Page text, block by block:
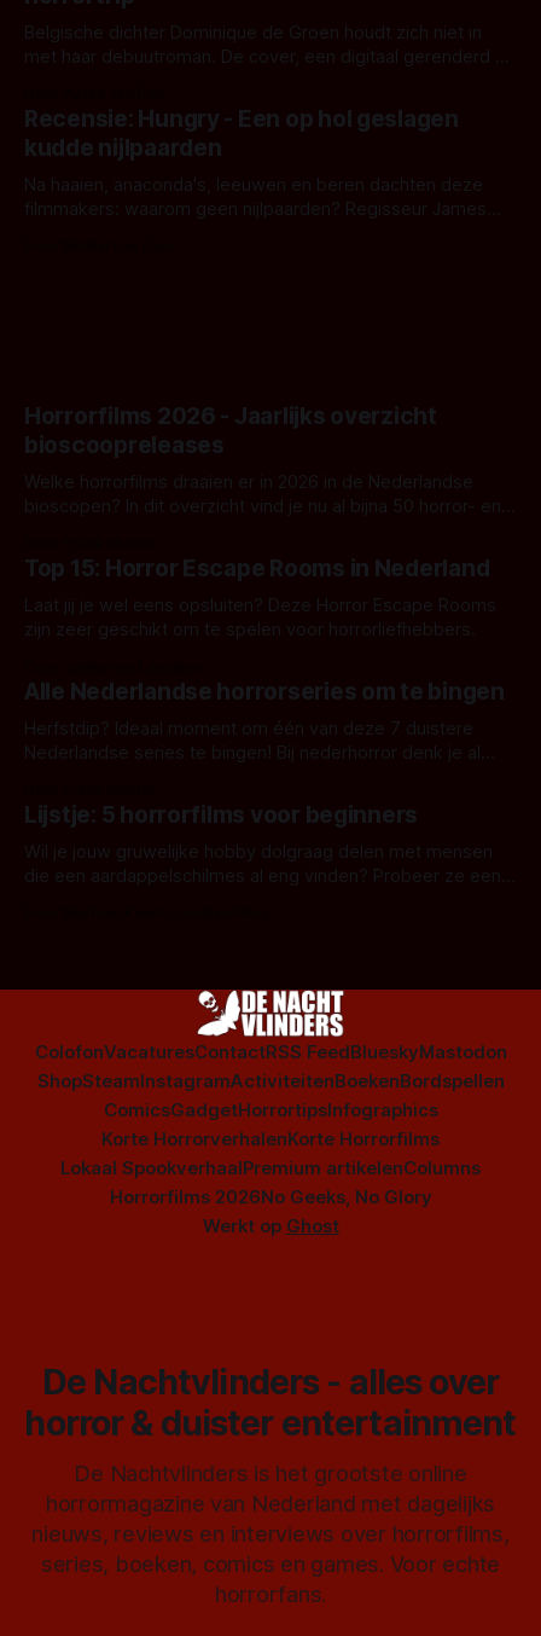
Belgische dichter Dominique de Groen houdt zich niet in
met haar debuutroman. De cover, een digitaal gerenderd en
achtergrond, belooft iets kleurrijks maar onheilspellends,
iets ongrijpbaars. En dat maakt De Groen met ieder woord
waar.
Recensie: Hungry - Een op hol geslagen
kudde nijlpaarden
Na haaien, anaconda's, leeuwen en beren dachten deze
filmmakers: waarom geen nijlpaarden? Regisseur James
Horrorfilms 2026 - Jaarlijks overzicht
bioscoopreleases
Welke horrorfilms draaien er in 2026 in de Nederlandse
bioscopen? In dit overzicht vind je nu al bijna 50 horror- en
Top 15: Horror Escape Rooms in Nederland
Laat jij je wel eens opsluiten? Deze Horror Escape Rooms
zijn zeer geschikt om te spelen voor horrorliefhebbers.
Alle Nederlandse horrorseries om te bingen
Herfstdip? Ideaal moment om één van deze 7 duistere
Nederlandse series te bingen! Bij nederhorror denk je al
Amsterdamned of The Johnsons. Maar Nederlandse horror
is niet beperkt tot films. Hier een aantal Nederlandse tv-
series uit het duistere of horrorgenre. Als
Lijstje: 5 horrorfilms voor beginners
Wil je jouw gruwelijke hobby dolgraag delen met mensen
die een aardappelschilmes al eng vinden? Probeer ze eens
ColofonVacaturesContactRSS FeedBlueskyMastodon
ShopSteamInstagramActiviteitenBoekenBordspellen
ComicsGadgetHorrortipsInfographics
Korte HorrorverhalenKorte Horrorfilms
Lokaal SpookverhaalPremium artikelenColumns
Horrorfilms 2026No Geeks, No Glory
Werkt op Ghost
De Nachtvlinders - alles over
horror & duister entertainment
De Nachtvlinders is het grootste online
horrormagazine van Nederland met dagelijks
nieuws, reviews en interviews over horrorfilms,
series, boeken, comics en games. Voor echte
horrorfans.